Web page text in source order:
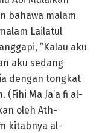
bahawa malam
Lailatul
”Kalau aku
aku sedang
dengan tongkat
(Fihi Ma Ja’a fi al-
oleh Ath-
kitabnya al-